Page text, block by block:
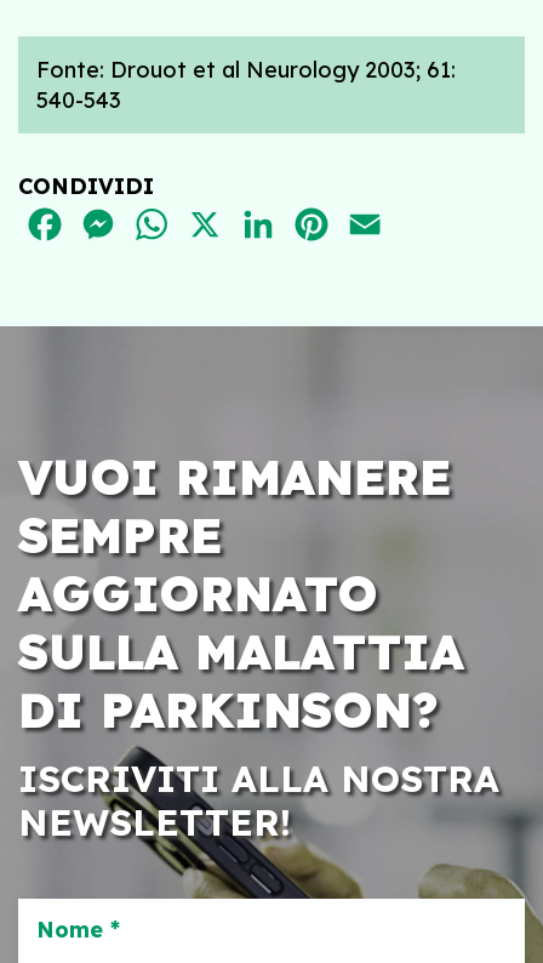
Fonte: Drouot et al Neurology 2003; 61:
540-543
CONDIVIDI
FACEBOOKMESSENGER
WHATSAPPLINKEDINPINTEREST
VUOI RIMANERE
SEMPRE
AGGIORNATO
SULLA MALATTIA
DI PARKINSON?
ISCRIVITI ALLA NOSTRA
NEWSLETTER!
Nome *